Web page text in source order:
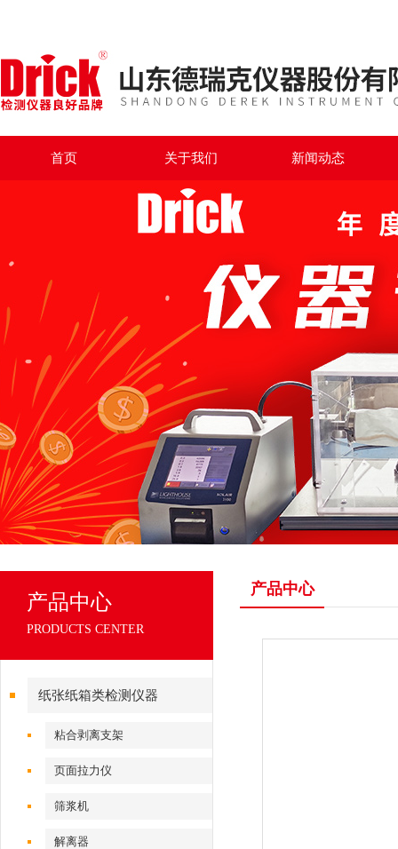
首页 关于我们 新闻动态
产品中心
PRODUCTS CENTER
纸张纸箱类检测仪器
粘合剥离支架
页面拉力仪
筛浆机
解离器
产品中心